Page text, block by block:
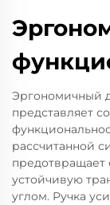
Эргономичный
представляет
рассчитанной
предотвращает
устойчивую
углом. Ручка